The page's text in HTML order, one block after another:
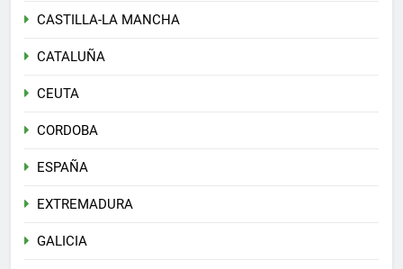
CASTILLA-LA MANCHA
CATALUÑA
CEUTA
CORDOBA
ESPAÑA
EXTREMADURA
GALICIA